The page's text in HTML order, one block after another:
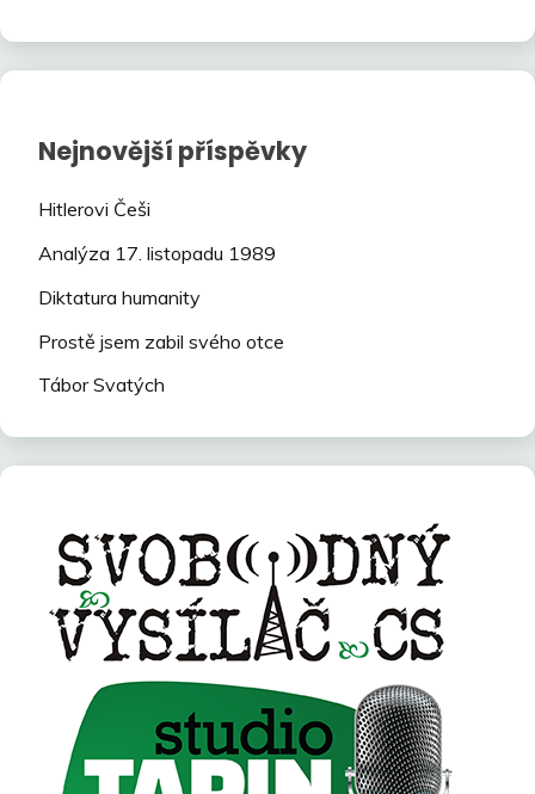
Nejnovější příspěvky
Hitlerovi Češi
Analýza 17. listopadu 1989
Diktatura humanity
Prostě jsem zabil svého otce
Tábor Svatých